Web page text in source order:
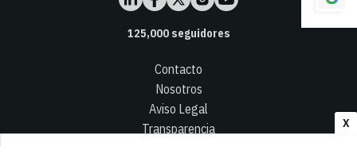
X
125,000seguidores
Contacto
Nosotros
Aviso Legal
Transparencia